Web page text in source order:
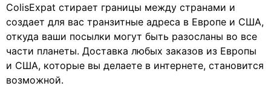
ColisExpat стирает границы между странами и
создает для вас транзитные адреса в Европе и США,
откуда ваши посылки могут быть разосланы во все
части планеты. Доставка любых заказов из Европы
и США, которые вы делаете в интернете, становится
возможной.